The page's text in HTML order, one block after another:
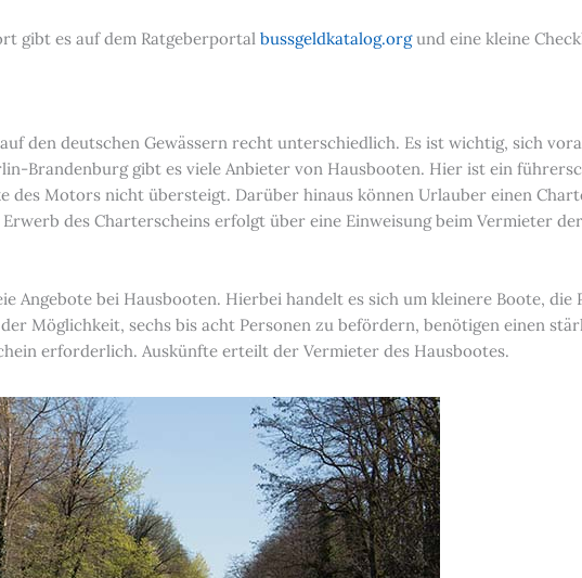
gibt es auf dem Ratgeberportalbussgeldkatalog.orgund eine kleine
den deutschen Gewässern recht unterschiedlich. Es ist wichtig, sich
Brandenburg gibt es viele Anbieter von Hausbooten. Hier ist ein
des Motors nicht übersteigt. Darüber hinaus können Urlauber einen
des Charterscheins erfolgt über eine Einweisung beim Vermieter
Angebote bei Hausbooten. Hierbei handelt es sich um kleinere Boote, die
Möglichkeit, sechs bis acht Personen zu befördern, benötigen einen
erforderlich. Auskünfte erteilt der Vermieter des Hausbootes.